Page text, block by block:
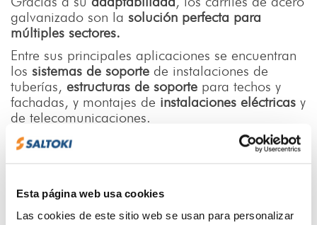
Esta página web usa cookies
Las cookies de este sitio web se usan para personalizar
galvanizado son la solución perfecta para
múltiples sectores.
Entre sus principales aplicaciones se encuentran
los sistemas de soporte de instalaciones de
tuberías, estructuras de soporte para techos y
fachadas, y montajes de instalaciones eléctricas y
de telecomunicaciones.
La capacidad de estos carriles para soportar
cargas dinámicas y estáticas, junto con su alta
la gran gama de accesorios compatibles, los
convierte en la opción ideal para proyectos de
interior y exterior.